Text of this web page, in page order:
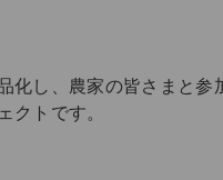
化し、農家の皆さまと参
クトです。